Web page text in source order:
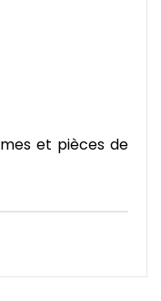
et pièces de